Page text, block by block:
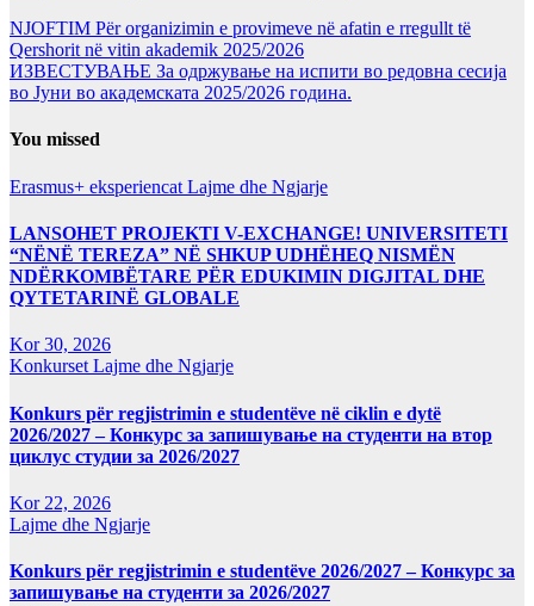
NJOFTIM Për organizimin e provimeve në afatin e rregullt të
Qershorit në vitin akademik 2025/2026
ИЗВЕСТУВАЊЕ За одржување на испити во редовна сесија
во Јуни во академската 2025/2026 година.
You missed
Erasmus+ eksperiencat Lajme dhe Ngjarje
LANSOHET PROJEKTI V-EXCHANGE! UNIVERSITETI
“NËNË TEREZA” NË SHKUP UDHËHEQ NISMËN
NDËRKOMBËTARE PËR EDUKIMIN DIGJITAL DHE
QYTETARINË GLOBALE
Kor 30, 2026
Konkurset Lajme dhe Ngjarje
Konkurs për regjistrimin e studentëve në ciklin e dytë
2026/2027 – Конкурс за запишување на студенти на втор
циклус студии за 2026/2027
Kor 22, 2026
Lajme dhe Ngjarje
Konkurs për regjistrimin e studentëve 2026/2027 – Конкурс за
запишување на студенти за 2026/2027